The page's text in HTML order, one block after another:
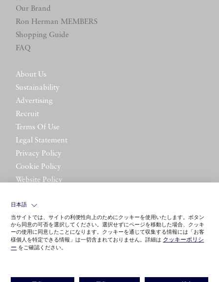
Our Brand
Ron Herman MEMBERS
Shopping Guide
FAQ
About Us
Sustainability
Advertising
Recruit
Terms Of Use
Legal Statement
Privacy Policy
Cookie Policy
Website Policy
日本語
当サイトでは、サイトの利便性向上のためにクッキーを使用いたします。ボタン
から同意の可否を選択してください。選択せずにページを移動した場合、クッキ
ーの使用に同意したことになります。クッキーを通じて収集する情報には「お客
様個人を特定できる情報」は一切含まれておりません。詳細は クッキーポリシ
ー をご確認ください。